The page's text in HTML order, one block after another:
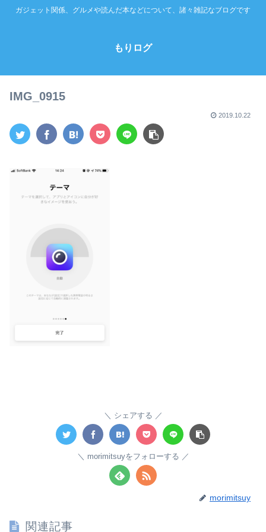
ガジェット関係、グルメや読んだ本などについて、諸々雑記なブログです
もりログ
IMG_0915
2019.10.22
シェアする
morimitsuyをフォローする
morimitsuy
関連記事